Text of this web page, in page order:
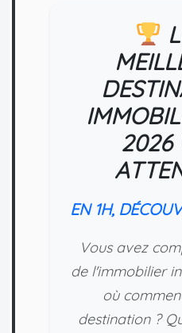
2026
EN 1H,
Vous avez
de l'immobilier
où
destination ?